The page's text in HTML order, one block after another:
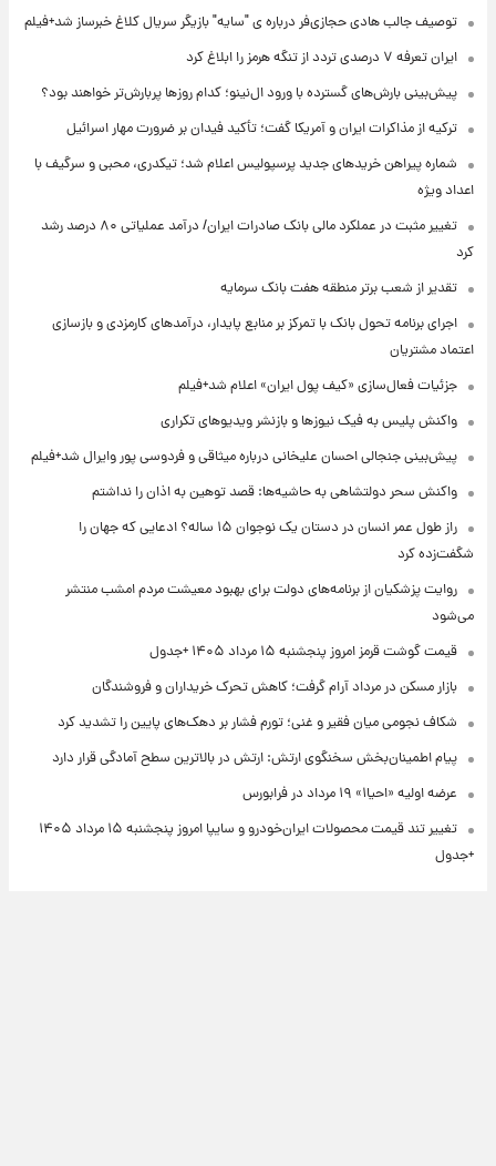
توصیف جالب هادی حجازی‌فر درباره ی "سایه" بازیگر سریال کلاغ خبرساز شد+فیلم
ایران تعرفه ۷ درصدی تردد از تنگه هرمز را ابلاغ کرد
پیش‌بینی بارش‌های گسترده با ورود ال‌نینو؛ کدام روزها پربارش‌تر خواهند بود؟
ترکیه از مذاکرات ایران و آمریکا گفت؛ تأکید فیدان بر ضرورت مهار اسرائیل
شماره پیراهن خریدهای جدید پرسپولیس اعلام شد؛ تیکدری، محبی و سرگیف با
اعداد ویژه
تغییر مثبت در عملکرد مالی بانک صادرات ایران/ درآمد عملیاتی ۸۰ درصد رشد
کرد
تقدیر از شعب برتر منطقه هفت بانک سرمایه
اجرای برنامه تحول بانک با تمرکز بر منابع پایدار، درآمدهای کارمزدی و بازسازی
اعتماد مشتریان
جزئیات فعال‌سازی «کیف پول ایران» اعلام شد+فیلم
واکنش پلیس به فیک نیوزها و بازنشر ویدیوهای تکراری
پیش‌بینی جنجالی احسان علیخانی درباره میثاقی و فردوسی پور وایرال شد+فیلم
واکنش سحر دولتشاهی به حاشیه‌ها: قصد توهین به اذان را نداشتم
راز طول عمر انسان در دستان یک نوجوان ۱۵ ساله؟ ادعایی که جهان را
شگفت‌زده کرد
روایت پزشکیان از برنامه‌های دولت برای بهبود معیشت مردم امشب منتشر
می‌شود
قیمت گوشت قرمز امروز پنجشنبه ۱۵ مرداد ۱۴۰۵ +جدول
بازار مسکن در مرداد آرام گرفت؛ کاهش تحرک خریداران و فروشندگان
شکاف نجومی میان فقیر و غنی؛ تورم فشار بر دهک‌های پایین را تشدید کرد
پیام اطمینان‌بخش سخنگوی ارتش: ارتش در بالاترین سطح آمادگی قرار دارد
عرضه اولیه «احیا۱» ۱۹ مرداد در فرابورس
تغییر تند قیمت محصولات ایران‌خودرو و سایپا امروز پنجشنبه ۱۵ مرداد ۱۴۰۵
+جدول